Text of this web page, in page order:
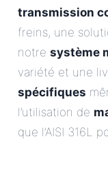
transmission
freins, une
notre système
variété et une
spécifiques
l’utilisation de
que l’AISI 316L